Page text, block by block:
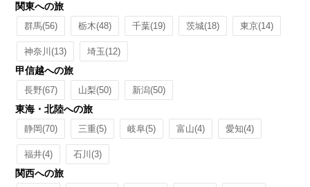
関東への旅
群馬(56) 栃木(48) 千葉(19) 茨城(18) 東京(14)
神奈川(13) 埼玉(12)
甲信越への旅
長野(67) 山梨(50) 新潟(50)
東海・北陸への旅
静岡(70) 三重(5) 岐阜(5) 富山(4) 愛知(4)
福井(4) 石川(3)
関西への旅